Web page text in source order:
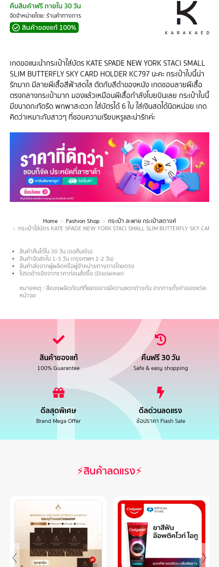
คืนสินค้าฟรี ภายใน 30 วัน
จัดจำหน่ายโดย: ร้านค้าทางการ
สินค้าของแท้ 100%
เกดขอแนะนำกระเป๋าใส่บัตร KATE SPADE NEW YORK STACI SMALL
SLIM BUTTERFLY SKY CARD HOLDER KC797 นะคะ กระเป๋าใบนี้น่า
รักมาก มีลายผีเสื้อสีฟ้าสดใส ตัดกับสีดำของหนัง เกดชอบลายผีเสื้อ
ตรงกลางกระเป๋ามาก มองแล้วเหมือนผีเสื้อกำลังโบยบินเลย กระเป๋าใบนี้
มีขนาดกะทัดรัด พกพาสะดวก ใส่บัตรได้ 6 ใบ ใส่เงินสดได้นิดหน่อย เกด
คิดว่าเหมาะกับสาวๆ ที่ชอบความเรียบหรูและน่ารักค่ะ
You are here:
Home Fashion Shop
กระเป๋า สะพาย กระเป๋าสตางค์
กระเป๋าใส่บัตร KATE SPADE NEW YORK STACI SMALL SLIM BUTTERFLY SKY
สินค้าคืนได้ใน 30 วัน (ขอคืนเงิน)
สินค้าจัดส่งใน 1-3 วัน (กรุงเทพฯ 1-2 วัน)
สินค้าส่งจากผู้ผลิตหรือผู้จำหน่ายทางการโดยตรง
โปรดอ้างอิงจากราคาก่อนสั่งซื้อ (Disclaimer)
หมายเหตุ : สีของผลิตภัณฑ์ที่แสดงอาจมีความแตกต่างกัน จากการตั้งค่าของแต่ละ
หน้าจอ
สินค้าของแท้
100% Guarantee
คืนฟรี 30 วัน
Safe & easy shopping
ดีลสุดพิเศษ
Brand Mega Offer
ดีลด่วนลดแรง
ช้อปราคา Flash Sale
⚡สินค้าลดแรง⚡